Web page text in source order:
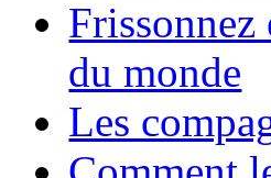
Frissonnez
du monde
Les